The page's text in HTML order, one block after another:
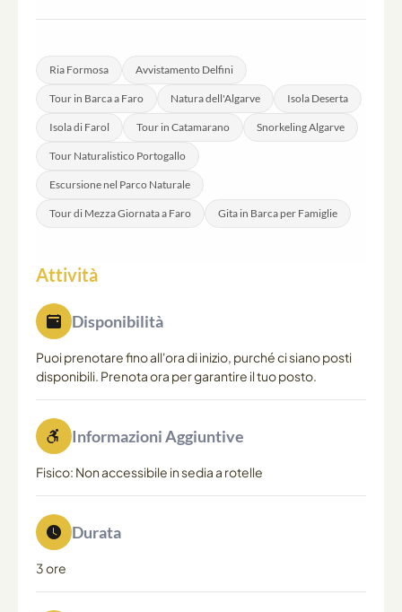
Cais da Porta Nova.
Ria Formosa Avvistamento Delfini
Tour in Barca a Faro Natura dell'Algarve Isola Deserta
Isola di Farol Tour in Catamarano Snorkeling Algarve
Tour Naturalistico Portogallo
Escursione nel Parco Naturale
Tour di Mezza Giornata a Faro Gita in Barca per Famiglie
Attività
Disponibilità
Puoi prenotare fino all'ora di inizio, purché ci siano posti
disponibili. Prenota ora per garantire il tuo posto.
Informazioni Aggiuntive
Fisico: Non accessibile in sedia a rotelle
Durata
3 ore